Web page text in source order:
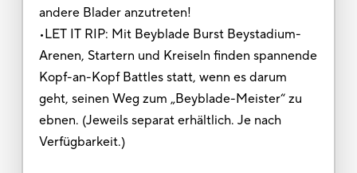
andere Blader anzutreten!
•LET IT RIP: Mit Beyblade Burst Beystadium-
Arenen, Startern und Kreiseln finden spannende
Kopf-an-Kopf Battles statt, wenn es darum
geht, seinen Weg zum „Beyblade-Meister“ zu
ebnen. (Jeweils separat erhältlich. Je nach
Verfügbarkeit.)